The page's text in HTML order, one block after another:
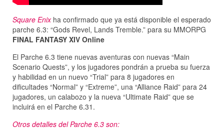
Square Enixha confirmado que ya está disponible el esperado
parche 6.3: “Gods Revel, Lands Tremble.” para su MMORPG
FINAL FANTASY XIV Online
El Parche 6.3 tiene nuevas aventuras con nuevas “Main
Scenario Quests”, y los jugadores pondrán a prueba su fuerza
y habilidad en un nuevo “Trial” para 8 jugadores en
dificultades “Normal” y “Extreme”, una “Alliance Raid” para 24
jugadores, un calabozo y la nueva “Ultimate Raid” que se
incluirá en el Parche 6.31.
Otros detalles del Parche 6.3 son: